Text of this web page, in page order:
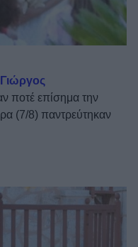
Γιώργος
ποτέ επίσημα την
(7/8) παντρεύτηκαν